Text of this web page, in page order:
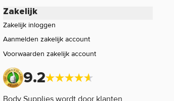
Zakelijk
Zakelijk inloggen
Aanmelden zakelijk account
Voorwaarden zakelijk account
9.2